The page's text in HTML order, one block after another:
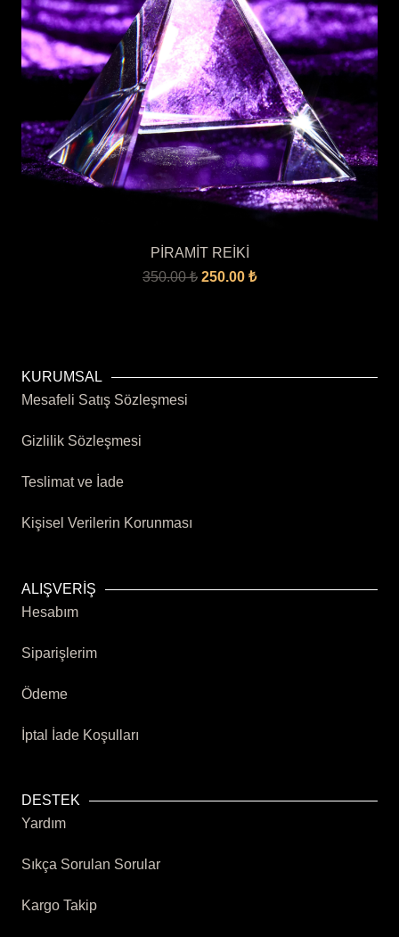
PİRAMİT REİKİ
350.00₺ Orijinal
250.00 ₺Şu
KURUMSAL
Mesafeli Satış Sözleşmesi
Gizlilik Sözleşmesi
Teslimat ve İade
Kişisel Verilerin Korunması
ALIŞVERİŞ
Hesabım
Siparişlerim
Ödeme
İptal İade Koşulları
DESTEK
Yardım
Sıkça Sorulan Sorular
Kargo Takip